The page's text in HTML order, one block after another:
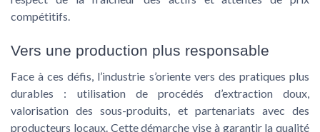
compétitifs.
Vers une production plus responsable
Face à ces défis, l’industrie s’oriente vers des pratiques plus
durables : utilisation de procédés d’extraction doux,
valorisation des sous-produits, et partenariats avec des
producteurs locaux. Cette démarche vise à garantir la qualité